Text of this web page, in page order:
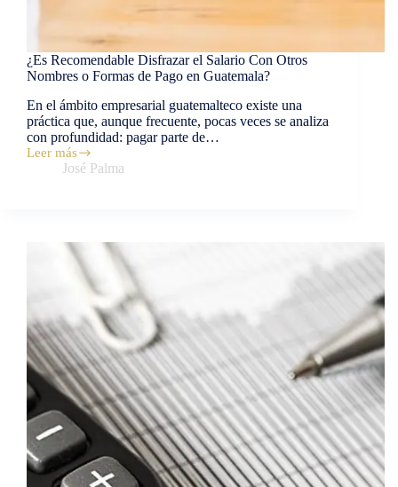
¿Es Recomendable Disfrazar el Salario Con Otros
Nombres o Formas de Pago en Guatemala?
En el ámbito empresarial guatemalteco existe una
práctica que, aunque frecuente, pocas veces se analiza
con profundidad: pagar parte de…
Leer más
José Palma